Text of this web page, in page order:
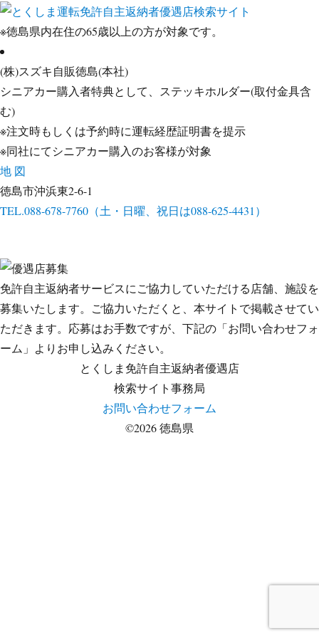
※徳島県内在住の65歳以上の方が対象です。
(株)スズキ自販徳島(本社)
シニアカー購入者特典として、ステッキホルダー(取付金具含
む)
※注文時もしくは予約時に運転経歴証明書を提示
※同社にてシニアカー購入のお客様が対象
地 図
徳島市沖浜東2-6-1
TEL.088-678-7760（土・日曜、祝日は088-625-4431）
免許自主返納者サービスにご協力していただける店舗、施設を
募集いたします。ご協力いただくと、本サイトで掲載させてい
ただきます。応募はお手数ですが、下記の「お問い合わせフォ
ーム」よりお申し込みください。
とくしま免許自主返納者優遇店
検索サイト事務局
お問い合わせフォーム
©2026 徳島県